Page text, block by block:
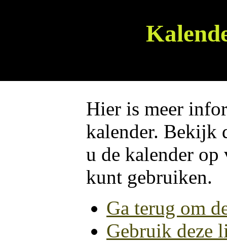
Hier is meer
kalender. Bekijk
u de kalender op
kunt gebruiken.
Ga terug om
Gebruik deze